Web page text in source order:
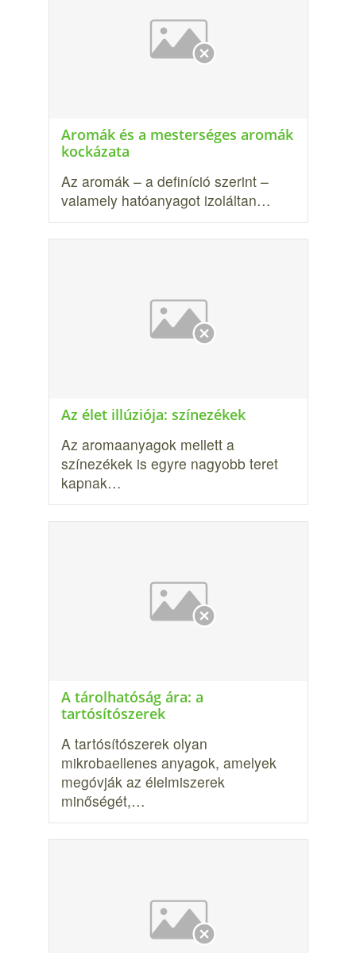
Aromák és a mesterséges aromák
kockázata
Az aromák – a definíció szerint –
valamely hatóanyagot izoláltan…
Az élet illúziója: színezékek
Az aromaanyagok mellett a
színezékek is egyre nagyobb teret
kapnak…
A tárolhatóság ára: a
tartósítószerek
A tartósítószerek olyan
mikrobaellenes anyagok, amelyek
meg­óvják az élelmiszerek
minőségét,…